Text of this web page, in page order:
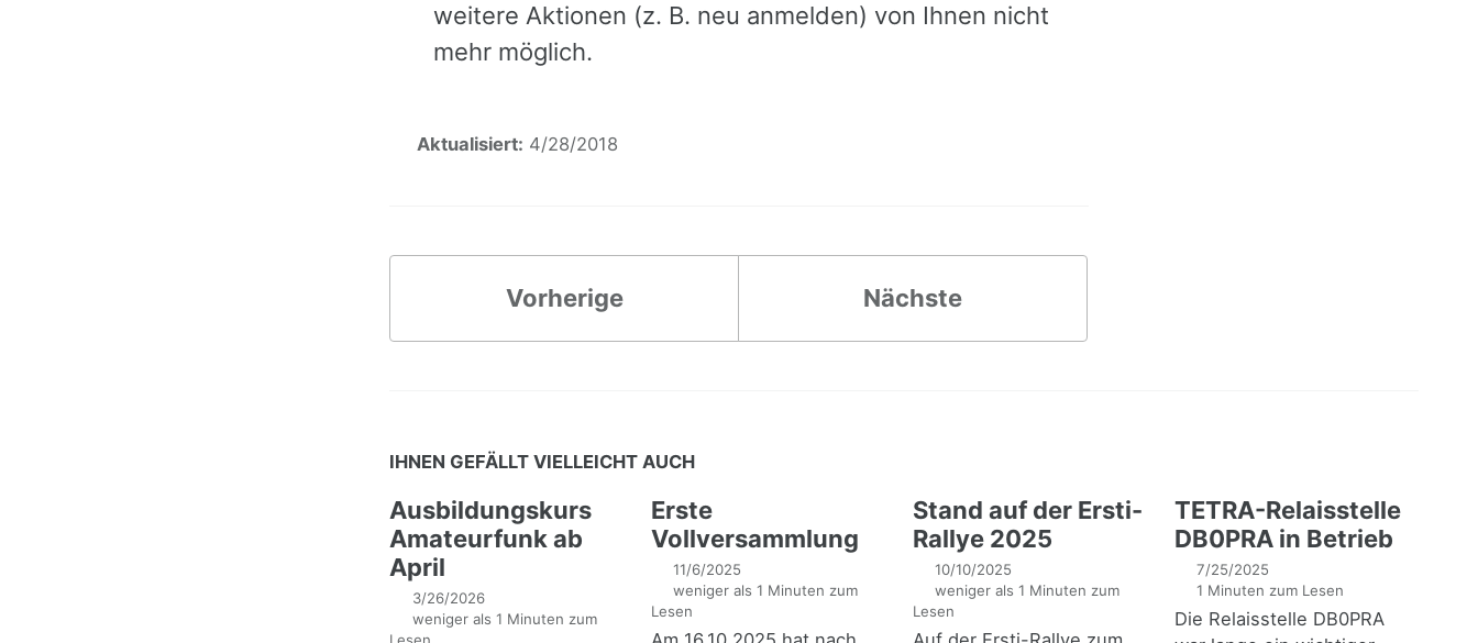
weitere Aktionen (z. B. neu anmelden) von Ihnen nicht
mehr möglich.
Aktualisiert: 4/28/2018
Vorherige Nächste
IHNEN GEFÄLLT VIELLEICHT AUCH
Ausbildungskurs
Amateurfunk ab
April
3/26/2026
weniger als 1 Minuten zum
Lesen
Erste
Vollversammlung
11/6/2025
weniger als 1 Minuten zum
Lesen
Stand auf der Ersti-
Rallye 2025
10/10/2025
weniger als 1 Minuten zum
Lesen
TETRA-Relaisstelle
DB0PRA in Betrieb
7/25/2025
1 Minuten zum Lesen
Die Relaisstelle DB0PRA